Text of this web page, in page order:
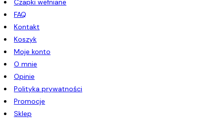
Czapki wełniane
FAQ
Kontakt
Koszyk
Moje konto
O mnie
Opinie
Polityka prywatności
Promocje
Sklep